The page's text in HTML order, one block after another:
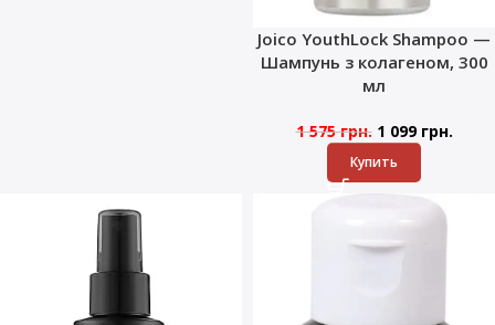
Joico YouthLock Shampoo —
Шампунь з колагеном, 300
мл
1 575грн. 1 099 грн.
Купить